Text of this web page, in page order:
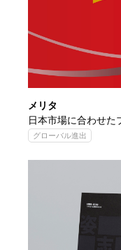
メリタ
日本市場に合わせた
グローバル進出